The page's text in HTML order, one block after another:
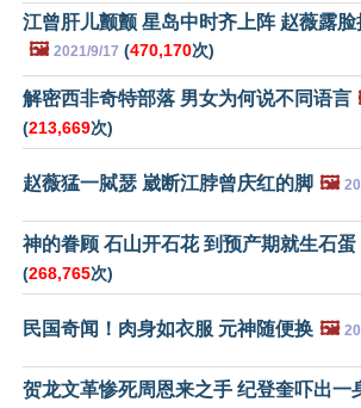
江曾肝儿颤颤 星岛中时齐上阵 赵薇露脸
🖼️ 2021/9/17 (470,170次)
解密西非奇特部落 男女为何说不同语言
(213,669次)
赵薇猛一脦瑟 崴断江脖曾庆红的脚 🖼️
神的眷顾 石山开石花 到预产期就生石蛋
(268,765次)
民国奇闻！肉身如衣服 元神随便换 🖼️
贺龙文革惨死周恩来之手 纪登奎吓出一